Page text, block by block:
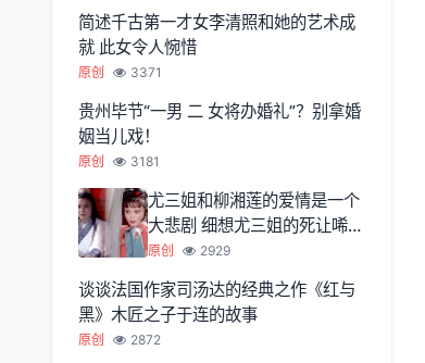
简述千古第一才女李清照和她的艺术成
就 此女令人惋惜
原创 3371
贵州毕节“一男 二 女将办婚礼”？别拿婚
姻当儿戏！
原创 3181
尤三姐和柳湘莲的爱情是一个
大悲剧 细想尤三姐的死让唏嘘
不已
原创 2929
谈谈法国作家司汤达的经典之作《红与
黑》木匠之子于连的故事
原创 2872